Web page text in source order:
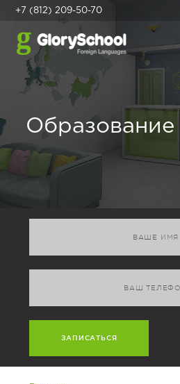
+7 (812) 209-50-70
Образование